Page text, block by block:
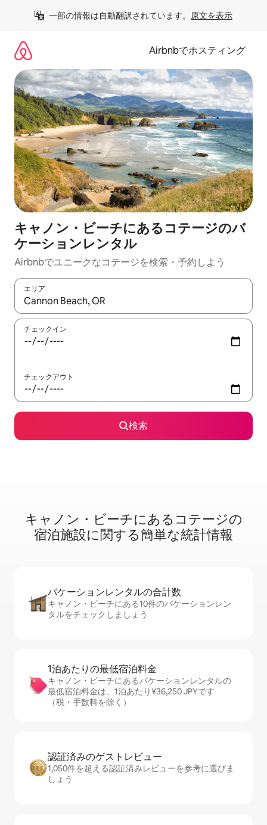
一部の情報は自動翻訳されています。 原文を表示
Airbnbでホスティング
キャノン・ビーチにあるコテージのバ
ケーションレンタル
Airbnbでユニークなコテージを検索・予約しよう
エリア
検索結果が表示されたら、上下の矢印キーを使って移動するか
チェックイン
チェックアウト
検索
キャノン・ビーチに⁠あ⁠るコ⁠テ⁠ー⁠ジ⁠の
宿⁠泊⁠施⁠設⁠に関⁠す⁠る簡⁠単⁠な統⁠計⁠情⁠報
バケーションレ⁠ン⁠タ⁠ル⁠の合⁠計⁠数
キャノン・ビーチにある10件のバケーションレン
タルをチェックしましょう
1泊あたりの最⁠低⁠宿⁠泊⁠料⁠金
キャノン・ビーチにあるバケーションレンタルの
最低宿泊料金は、1泊あたり¥36,250 JPYです
（税・手数料を除く）
認証済みのゲ⁠ス⁠ト⁠レ⁠ビ⁠ュ⁠ー
1,050件を超える認証済みレビューを参考に選びま
しょう